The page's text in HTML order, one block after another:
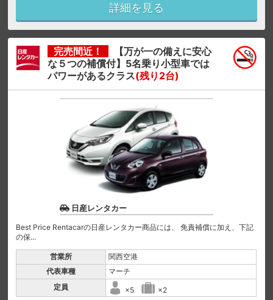
詳細を見る
完売間近！
【万が一の備えに安心
な５つの補償付】5名乗り小型車では
パワーがあるクラス(残り2台)
日産レンタカー
Best Price Rentacarの日産レンタカー商品には、 免責補償に加え、下記
の保...
営業所
関西空港
代表車種
マーチ
定員
×5 ×2